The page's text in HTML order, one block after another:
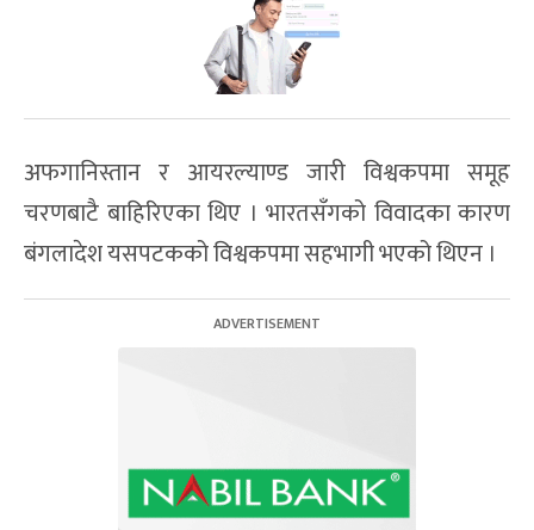
अफगानिस्तान र आयरल्याण्ड जारी विश्वकपमा समूह
चरणबाटै बाहिरिएका थिए । भारतसँगको विवादका कारण
बंगलादेश यसपटकको विश्वकपमा सहभागी भएको थिएन ।